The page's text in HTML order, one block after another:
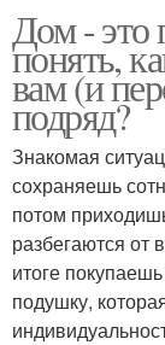
Дом - это
понять,
вам (и
подряд?
Знакомая
сохраняешь
потом
разбегаются от
итоге
подушку,